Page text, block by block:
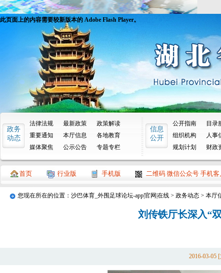
此页面上的内容需要较新版本的 Adobe Flash Player。
政务
动态
法律法规 最新政策
政策解读
重要通知
本厅信息
各地教育
媒体聚焦
公示公告 专题专栏
信息
公开
公开指南
目录
组织机构
人事
规划计划
财政
首页 行业版 手机版 二维码 微信公众号 手机客
您现在所在的位置： 沙巴体育_外围足球论坛-app|官网|在线> 政务动态> 本厅
刘传铁厅长深入“
2016-03-05